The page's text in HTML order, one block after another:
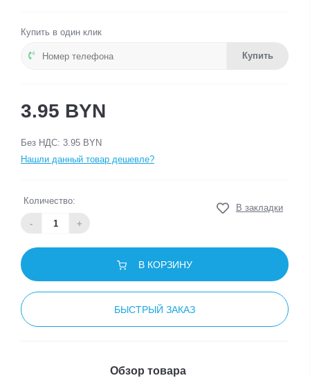
Купить в один клик
Купить
3.95 BYN
Без НДС: 3.95 BYN
Нашли данный товар дешевле?
Количество:
- +
В закладки
В КОРЗИНУ
БЫСТРЫЙ ЗАКАЗ
Обзор товара